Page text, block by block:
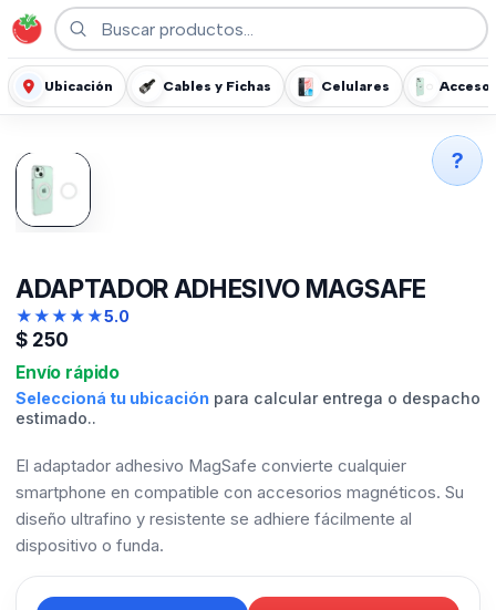
Ubicación Cables y Fichas Celulares
ADAPTADOR ADHESIVO MAGSAFE
★★★★★5.0
$ 250
Envío rápido
Seleccioná tu ubicación para calcular entrega o despacho
estimado..
El adaptador adhesivo MagSafe convierte cualquier
smartphone en compatible con accesorios magnéticos. Su
diseño ultrafino y resistente se adhiere fácilmente al
dispositivo o funda.
?